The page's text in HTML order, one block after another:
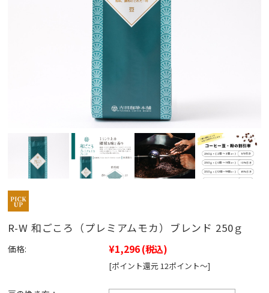
R-W 和ごころ（プレミアムモカ）ブレンド 250ｇ
価格: ¥1,296(税込)
[ポイント還元 12ポイント～]